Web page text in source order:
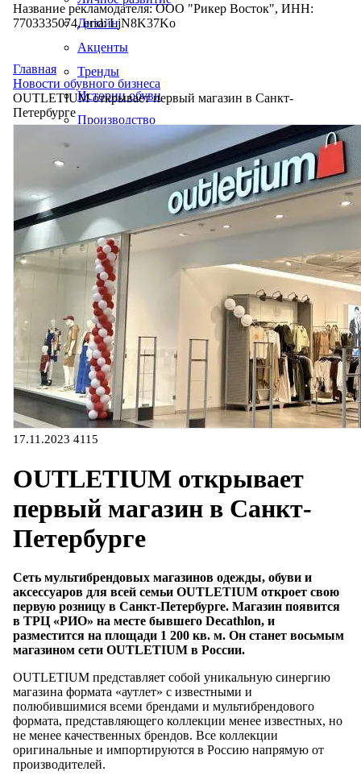
Дизайн
Акценты
Тренды
Истории обуви
Производство
Название рекламодателя: ООО "Рикер Восток", ИНН:
7703335074, erid: LjN8K37Ko
Главная
Новости обувного бизнеса
OUTLETIUM открывает первый магазин в Санкт-
Петербурге
17.11.2023 4115
OUTLETIUM открывает
первый магазин в Санкт-
Петербурге
Сеть мультибрендовых магазинов одежды, обуви и
аксессуаров для всей семьи OUTLETIUM откроет свою
первую розницу в Санкт-Петербурге. Магазин появится
в ТРЦ «РИО» на месте бывшего Decathlon, и
разместится на площади 1 200 кв. м. Он станет восьмым
магазином сети OUTLETIUM в России.
OUTLETIUM представляет собой уникальную синергию
магазина формата «аутлет» с известными и
полюбившимися всеми брендами и мультибрендового
формата, представляющего коллекции менее известных, но
не менее качественных брендов. Все коллекции
оригинальные и импортируются в Россию напрямую от
производителей.